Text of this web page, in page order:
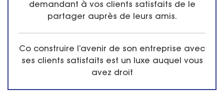
demandant à vos clients satisfaits de le
partager auprès de leurs amis.
Co construire l’avenir de son entreprise avec
ses clients satisfaits est un luxe auquel vous
avez droit